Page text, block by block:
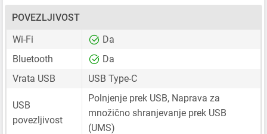
POVEZLJIVOST
Wi-Fi
Da
Bluetooth
Da
Vrata USB
USB Type-C
USB
povezljivost
Polnjenje prek USB, Naprava za
množično shranjevanje prek USB
(UMS)